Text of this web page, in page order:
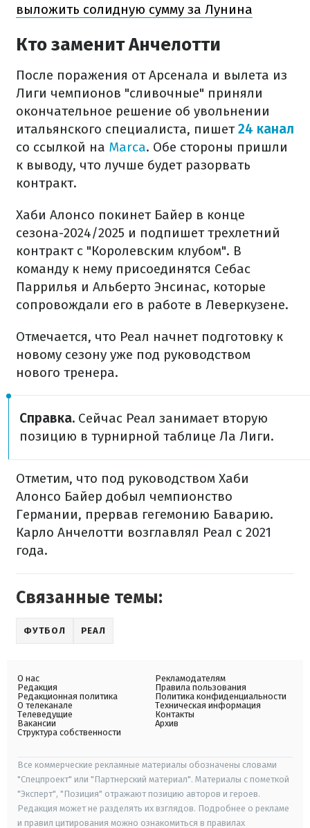
выложить солидную сумму за Лунина
Кто заменит Анчелотти
После поражения от Арсенала и вылета из
Лиги чемпионов "сливочные" приняли
окончательное решение об увольнении
итальянского специалиста, пишет24 канал
со ссылкой на Marca. Обе стороны пришли
к выводу, что лучше будет разорвать
контракт.
Хаби Алонсо покинет Байер в конце
сезона-2024/2025 и подпишет трехлетний
контракт с "Королевским клубом". В
команду к нему присоединятся Себас
Паррилья и Альберто Энсинас, которые
сопровождали его в работе в Леверкузене.
Отмечается, что Реал начнет подготовку к
новому сезону уже под руководством
нового тренера.
Справка. Сейчас Реал занимает вторую
позицию в турнирной таблице Ла Лиги.
Отметим, что под руководством Хаби
Алонсо Байер добыл чемпионство
Германии, прервав гегемонию Баварию.
Карло Анчелотти возглавлял Реал с 2021
года.
Связанные темы:
ФУТБОЛ РЕАЛ
О нас
Редакция
Редакционная политика
О телеканале
Телеведущие
Вакансии
Структура собственности
Рекламодателям
Правила пользования
Политика конфиденциальности
Техническая информация
Контакты
Архив
Все коммерческие рекламные материалы обозначены словами
"Спецпроект" или "Партнерский материал". Материалы с пометкой
"Эксперт", "Позиция" отражают позицию авторов и героев.
Редакция может не разделять их взглядов. Подробнее о рекламе
и правил цитирования можно ознакомиться в правилах